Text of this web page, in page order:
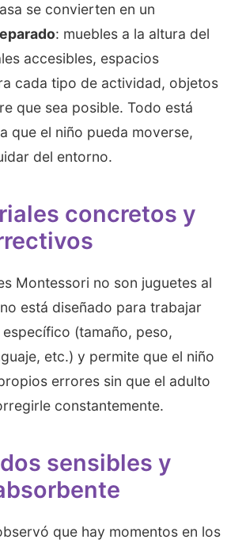
se convierten en un
: muebles a la altura del
accesibles, espacios
cada tipo de actividad, objetos
que sea posible. Todo está
que el niño pueda moverse,
del entorno.
concretos y
Montessori no son juguetes al
está diseñado para trabajar
(tamaño, peso,
etc.) y permite que el niño
errores sin que el adulto
constantemente.
sensibles y
que hay momentos en los